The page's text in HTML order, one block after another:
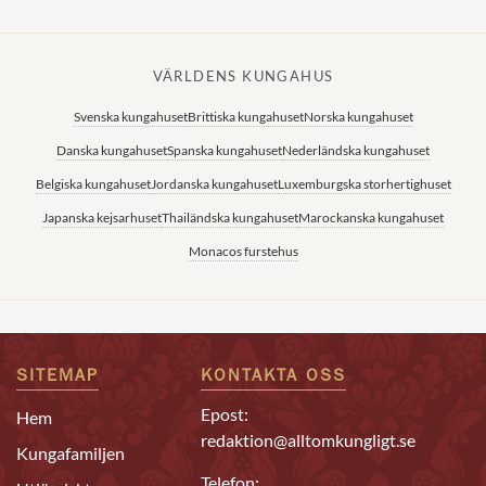
VÄRLDENS KUNGAHUS
Svenska kungahusetBrittiska kungahusetNorska kungahuset
Danska kungahusetSpanska kungahusetNederländska kungahuset
Belgiska kungahusetJordanska kungahusetLuxemburgska storhertighuset
Japanska kejsarhusetThailändska kungahusetMarockanska kungahuset
Monacos furstehus
SITEMAP
Hem
Kungafamiljen
KONTAKTA OSS
Epost:
redaktion@alltomkungligt.se